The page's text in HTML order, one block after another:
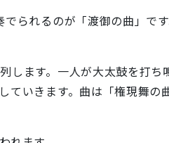
られるのが「渡御の曲」です
します。一人が大太鼓を打ち
いきます。曲は「権現舞の